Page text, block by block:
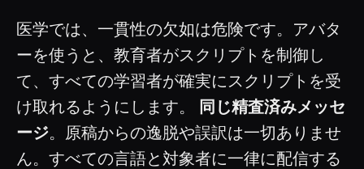
医学では、一貫性の欠如は危険です。アバタ
ーを使うと、教育者がスクリプトを制御し
て、すべての学習者が確実にスクリプトを受
け取れるようにします。
同じ精査済みメッセ
ージ。原稿からの逸脱や誤訳は一切ありませ
ん。すべての言語と対象者に一律に配信する